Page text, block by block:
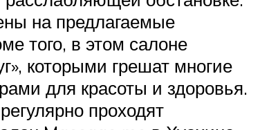
на предлагаемые
того, в этом салоне
которыми грешат многие
для красоты и здоровья.
проходят